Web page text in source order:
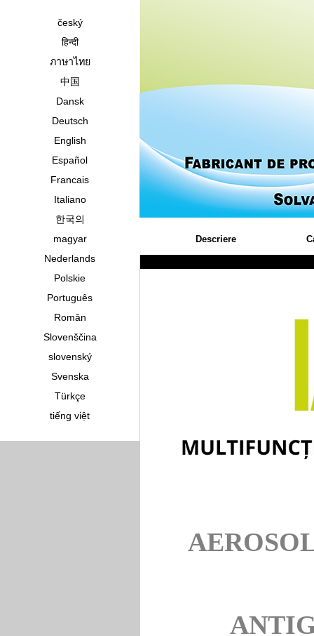
český
हिन्दी
ภาษาไทย
中国
Dansk
Deutsch
English
Español
Francais
Italiano
한국의
magyar
Nederlands
Polskie
Português
Român
Slovenščina
slovenský
Svenska
Türkçe
tiếng việt
Descriere